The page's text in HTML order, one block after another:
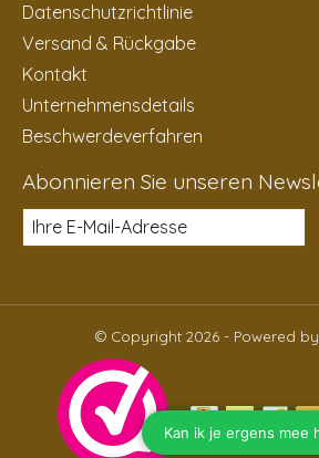
Datenschutzrichtlinie
Versand & Rückgabe
Kontakt
Unternehmensdetails
Beschwerdeverfahren
Abonnieren Sie unseren
© Copyright 2026 - Powered by